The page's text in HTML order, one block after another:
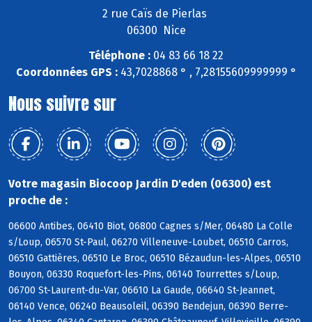
2 rue Caïs de Pierlas
06300 Nice
Téléphone : 04 83 66 18 22
Coordonnées GPS :43,7028868 ° , 7,28155609999999 °
Nous suivre sur
Votre magasin Biocoop Jardin D'eden (06300) est
proche de :
06600 Antibes, 06410 Biot, 06800 Cagnes s/Mer, 06480 La Colle
s/Loup, 06570 St-Paul, 06270 Villeneuve-Loubet, 06510 Carros,
06510 Gattières, 06510 Le Broc, 06510 Bézaudun-les-Alpes, 06510
Bouyon, 06330 Roquefort-les-Pins, 06140 Tourrettes s/Loup,
06700 St-Laurent-du-Var, 06610 La Gaude, 06640 St-Jeannet,
06140 Vence, 06240 Beausoleil, 06390 Bendejun, 06390 Berre-